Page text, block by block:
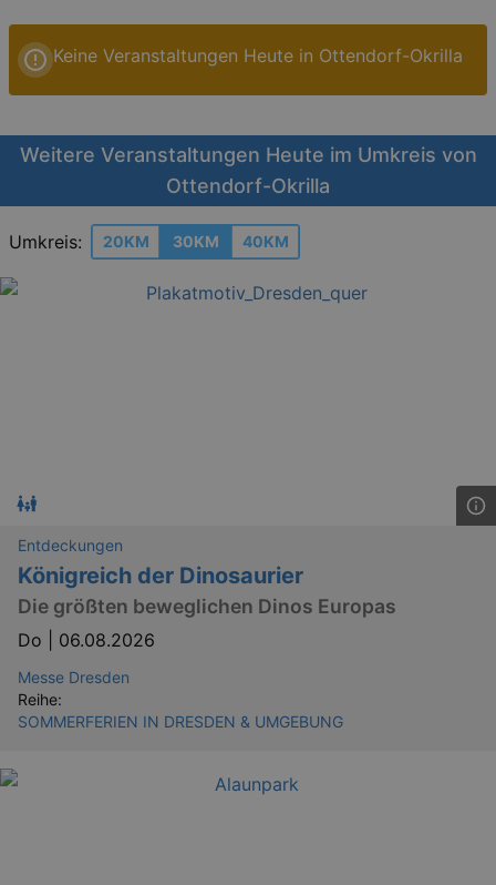
Keine Veranstaltungen Heute in Ottendorf-Okrilla
Weitere Veranstaltungen Heute im Umkreis von
Ottendorf-Okrilla
Umkreis: 20KM 30KM 40KM
Entdeckungen
Königreich der Dinosaurier
Die größten beweglichen Dinos Europas
Do | 06.08.2026
Messe Dresden
Reihe:
SOMMERFERIEN IN DRESDEN & UMGEBUNG